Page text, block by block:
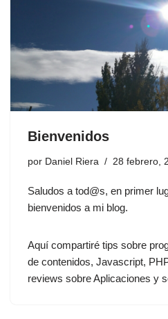
Bienvenidos
por Daniel Riera 28 febrero,
Saludos a tod@s, en primer
bienvenidos a mi blog.
Aquí compartiré tips sobre
de contenidos, Javascript,
reviews sobre Aplicaciones y